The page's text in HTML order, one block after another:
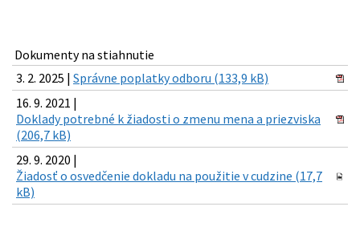
Dokumenty na stiahnutie
3. 2. 2025 | Správne poplatky odboru (133,9 kB)
16. 9. 2021 |
Doklady potrebné k žiadosti o zmenu mena a priezviska
(206,7 kB)
29. 9. 2020 |
Žiadosť o osvedčenie dokladu na použitie v cudzine (17,7
kB)